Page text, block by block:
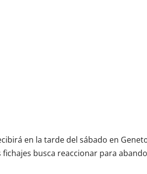
en la tarde del sábado en
busca reaccionar para